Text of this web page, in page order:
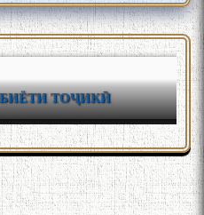
ТОҶИКӢ